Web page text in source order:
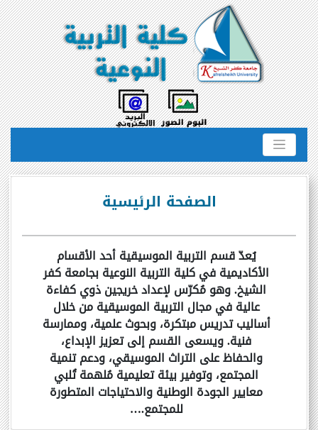
الصفحة الرئيسية
يُعدّ قسم التربية الموسيقية أحد الأقسام
الأكاديمية في كلية التربية النوعية بجامعة كفر
الشيخ. وهو مُكرّس لإعداد خريجين ذوي كفاءة
عالية في مجال التربية الموسيقية من خلال
أساليب تدريس مبتكرة، وبحوث علمية، وممارسة
فنية. ويسعى القسم إلى تعزيز الإبداع،
والحفاظ على التراث الموسيقي، ودعم تنمية
المجتمع، وتوفير بيئة تعليمية مُلهمة تُلبي
معايير الجودة الوطنية والاحتياجات المتطورة
للمجتمع.…